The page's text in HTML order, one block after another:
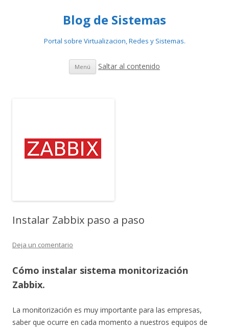
Blog de Sistemas
Portal sobre Virtualizacion, Redes y Sistemas.
Menú Saltar al contenido
Instalar Zabbix paso a paso
Deja un comentario
Cómo instalar sistema monitorización
Zabbix.
La monitorización es muy importante para las empresas,
saber que ocurre en cada momento a nuestros equipos de